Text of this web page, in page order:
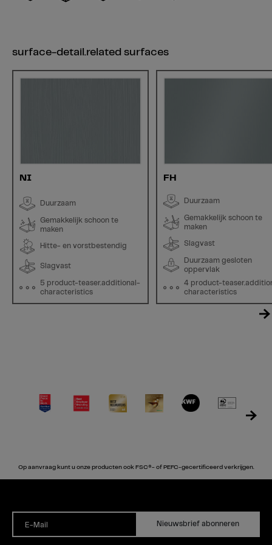
surface-detail.related surfaces
NI
Duurzaam
Gemakkelijk schoon te
maken
Hitte- en vorstbestendig
Slagvast
5 product-teaser.additional-
characteristics
FH
Duurzaam
Gemakkelijk schoon te
maken
Slagvast
Duurzaam gesloten
oppervlak
4 product-
characteristics
Op aanvraag kunt u onze producten ook FSC®- of PEFC-gecertificeerd verkrijgen.
E-Mail Nieuwsbrief abonneren